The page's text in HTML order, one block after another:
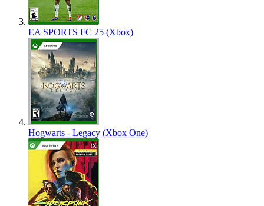
EA SPORTS FC 25 (Xbox)
Hogwarts - Legacy (Xbox One)